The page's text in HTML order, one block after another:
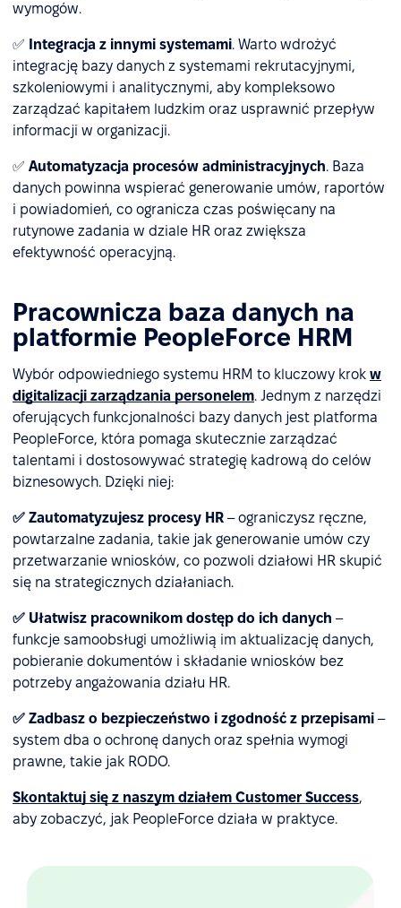
wymogów.
✅ Integracja z innymi systemami. Warto wdrożyć
integrację bazy danych z systemami rekrutacyjnymi,
szkoleniowymi i analitycznymi, aby kompleksowo
zarządzać kapitałem ludzkim oraz usprawnić przepływ
informacji w organizacji.
✅ Automatyzacja procesów administracyjnych. Baza
danych powinna wspierać generowanie umów, raportów
i powiadomień, co ogranicza czas poświęcany na
rutynowe zadania w dziale HR oraz zwiększa
efektywność operacyjną.
Pracownicza baza danych na
platformie PeopleForce HRM
Wybór odpowiedniego systemu HRM to kluczowy krok w
digitalizacji zarządzania personelem. Jednym z narzędzi
oferujących funkcjonalności bazy danych jest platforma
PeopleForce, która pomaga skutecznie zarządzać
talentami i dostosowywać strategię kadrową do celów
biznesowych. Dzięki niej:
✅ Zautomatyzujesz procesy HR – ograniczysz ręczne,
powtarzalne zadania, takie jak generowanie umów czy
przetwarzanie wniosków, co pozwoli działowi HR skupić
się na strategicznych działaniach.
✅ Ułatwisz pracownikom dostęp do ich danych –
funkcje samoobsługi umożliwią im aktualizację danych,
pobieranie dokumentów i składanie wniosków bez
potrzeby angażowania działu HR.
✅ Zadbasz o bezpieczeństwo i zgodność z przepisami –
system dba o ochronę danych oraz spełnia wymogi
prawne, takie jak RODO.
Skontaktuj się z naszym działem Customer Success,
aby zobaczyć, jak PeopleForce działa w praktyce.